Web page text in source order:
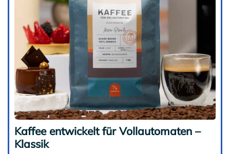
Kaffee entwickelt für Vollautomaten –
Klassik